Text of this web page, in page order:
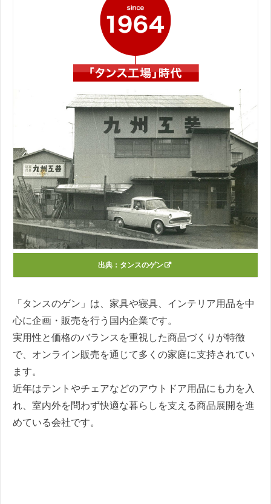
出典： タンスのゲン
「タンスのゲン」は、家具や寝具、インテリア用品を中
心に企画・販売を行う国内企業です。
実用性と価格のバランスを重視した商品づくりが特徴
で、オンライン販売を通じて多くの家庭に支持されてい
ます。
近年はテントやチェアなどのアウトドア用品にも力を入
れ、室内外を問わず快適な暮らしを支える商品展開を進
めている会社です。